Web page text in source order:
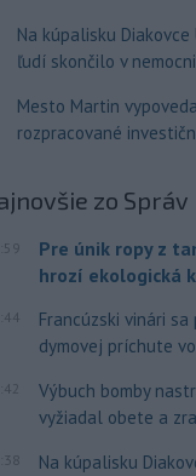
Na kúpalisku Diakovce
ľudí skončilo v
Mesto Martin
rozpracované
zo Správ
Pre únik ropy z
hrozí ekologická
Francúzski vinári
dymovej príchute
Výbuch bomby
vyžiadal obete a
Na kúpalisku